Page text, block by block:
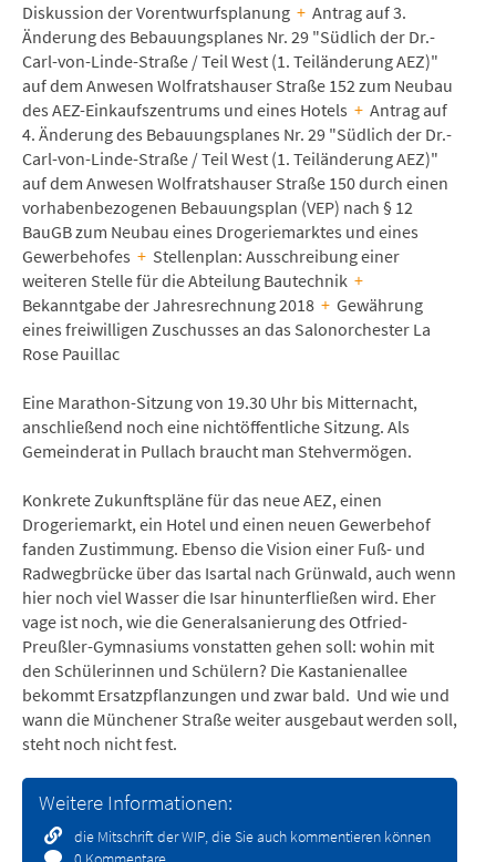
Diskussion der Vorentwurfsplanung + Antrag auf 3.
Änderung des Bebauungsplanes Nr. 29 "Südlich der Dr.-
Carl-von-Linde-Straße / Teil West (1. Teiländerung AEZ)"
auf dem Anwesen Wolfratshauser Straße 152 zum Neubau
des AEZ-Einkaufszentrums und eines Hotels + Antrag auf
4. Änderung des Bebauungsplanes Nr. 29 "Südlich der Dr.-
Carl-von-Linde-Straße / Teil West (1. Teiländerung AEZ)"
auf dem Anwesen Wolfratshauser Straße 150 durch einen
vorhabenbezogenen Bebauungsplan (VEP) nach § 12
BauGB zum Neubau eines Drogeriemarktes und eines
Gewerbehofes + Stellenplan: Ausschreibung einer
weiteren Stelle für die Abteilung Bautechnik +
Bekanntgabe der Jahresrechnung 2018 + Gewährung
eines freiwilligen Zuschusses an das Salonorchester La
Rose Pauillac
Eine Marathon-Sitzung von 19.30 Uhr bis Mitternacht,
anschließend noch eine nichtöffentliche Sitzung. Als
Gemeinderat in Pullach braucht man Stehvermögen.
Konkrete Zukunftspläne für das neue AEZ, einen
Drogeriemarkt, ein Hotel und einen neuen Gewerbehof
fanden Zustimmung. Ebenso die Vision einer Fuß- und
Radwegbrücke über das Isartal nach Grünwald, auch wenn
hier noch viel Wasser die Isar hinunterfließen wird. Eher
vage ist noch, wie die Generalsanierung des Otfried-
Preußler-Gymnasiums vonstatten gehen soll: wohin mit
den Schülerinnen und Schülern? Die Kastanienallee
bekommt Ersatzpflanzungen und zwar bald. Und wie und
wann die Münchener Straße weiter ausgebaut werden soll,
steht noch nicht fest.
Weitere Informationen:
die Mitschrift der WIP, die Sie auch kommentieren können